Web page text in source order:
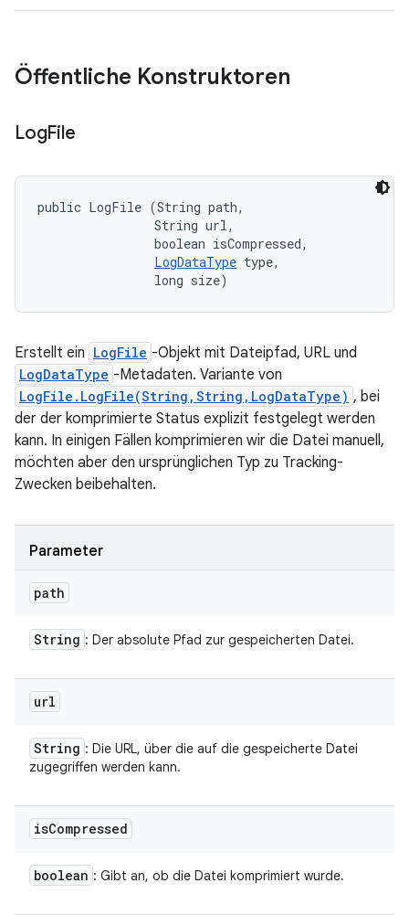
Öffentliche Konstruktoren
LogFile
public LogFile (String path,
                String url,
                boolean isCompressed,
LogDataType type,
                long size)
Erstellt ein LogFile -Objekt mit Dateipfad, URL und
LogDataType -Metadaten. Variante von
LogFile.LogFile(String,String,LogDataType) , bei
der der komprimierte Status explizit festgelegt werden
kann. In einigen Fällen komprimieren wir die Datei manuell,
möchten aber den ursprünglichen Typ zu Tracking-
Zwecken beibehalten.
Parameter
path
String : Der absolute Pfad zur gespeicherten Datei.
url
String : Die URL, über die auf die gespeicherte Datei
zugegriffen werden kann.
isCompressed
boolean : Gibt an, ob die Datei komprimiert wurde.